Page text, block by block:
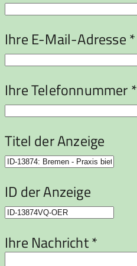
Ihre E-Mail-Adresse *
Ihre Telefonnummer *
Titel der Anzeige
ID der Anzeige
Ihre Nachricht *